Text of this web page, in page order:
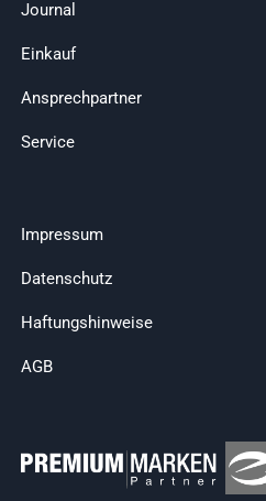
Journal
Einkauf
Ansprechpartner
Service
Impressum
Datenschutz
Haftungshinweise
AGB